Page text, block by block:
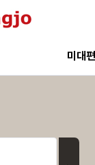
미대